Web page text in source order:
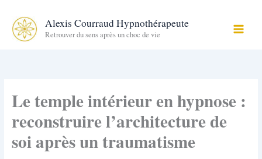
contenu
Alexis Courraud Hypnothérapeute
Retrouver du sens après un choc de vie
Le temple intérieur en hypnose :
reconstruire l’architecture de
soi après un traumatisme